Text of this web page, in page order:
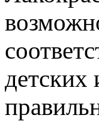
детских